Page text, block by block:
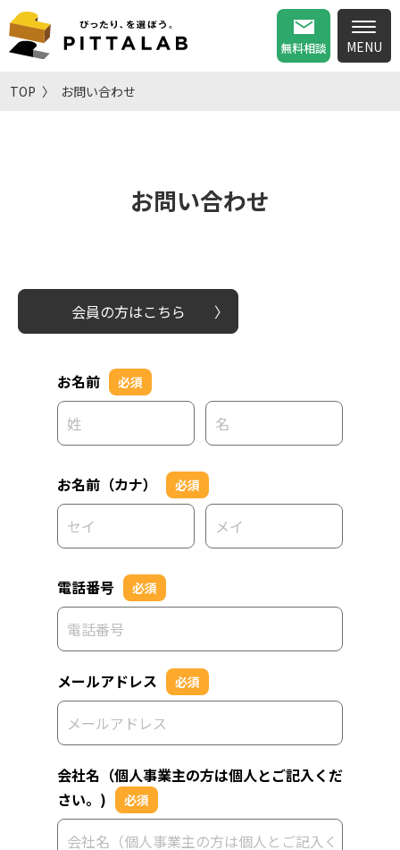
無料相談
TOP お問い合わせ
お問い合わせ
会員の方はこちら
お名前 必須
お名前（カナ） 必須
電話番号 必須
メールアドレス 必須
会社名（個人事業主の方は個人とご記入くだ
さい。)
必須